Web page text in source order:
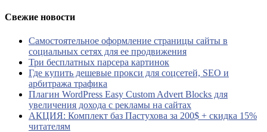
Свежие новости
Самостоятельное оформление страницы сайты в
социальных сетях для ее продвижения
Три бесплатных парсера картинок
Где купить дешевые прокси для соцсетей, SEO и
арбитража трафика
Плагин WordPress Easy Custom Advert Blocks для
увеличения дохода с рекламы на сайтах
АКЦИЯ: Комплект баз Пастухова за 200$ + скидка 15%
читателям